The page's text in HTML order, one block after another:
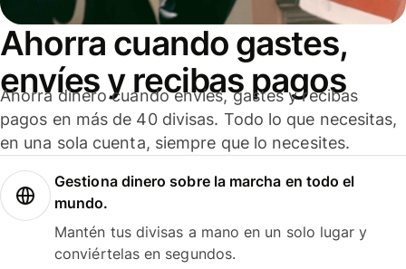
Ahorra cuando gastes,
envíes y recibas pagos
Ahorra dinero cuando envíes, gastes y recibas
pagos en más de 40 divisas. Todo lo que necesitas,
en una sola cuenta, siempre que lo necesites.
Gestiona dinero sobre la marcha en todo el
mundo.
Mantén tus divisas a mano en un solo lugar y
conviértelas en segundos.